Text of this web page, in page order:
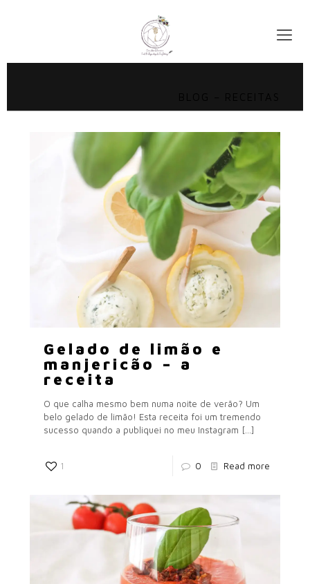
Gelado de limão e
manjericão – a
receita
O que calha mesmo bem numa noite de verão? Um
belo gelado de limão! Esta receita foi um tremendo
sucesso quando a publiquei no meu Instagram […]
1 0 Read more